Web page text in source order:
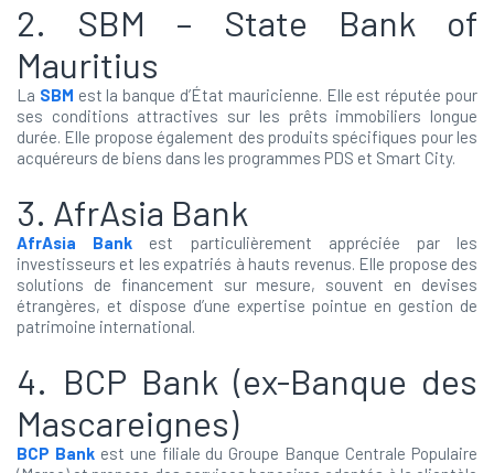
2. SBM – State Bank of
Mauritius
La SBM est la banque d’État mauricienne. Elle est réputée pour
ses conditions attractives sur les prêts immobiliers longue
durée. Elle propose également des produits spécifiques pour les
acquéreurs de biens dans les programmes PDS et Smart City.
3. AfrAsia Bank
AfrAsia Bank est particulièrement appréciée par les
investisseurs et les expatriés à hauts revenus. Elle propose des
solutions de financement sur mesure, souvent en devises
étrangères, et dispose d’une expertise pointue en gestion de
patrimoine international.
4. BCP Bank (ex-Banque des
Mascareignes)
BCP Bankest une filiale du Groupe Banque Centrale Populaire